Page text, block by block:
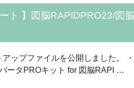
ート 】図脳RAPIDPRO23/
ップファイルを公開しました。
ータPROキット for 図脳RAPI …